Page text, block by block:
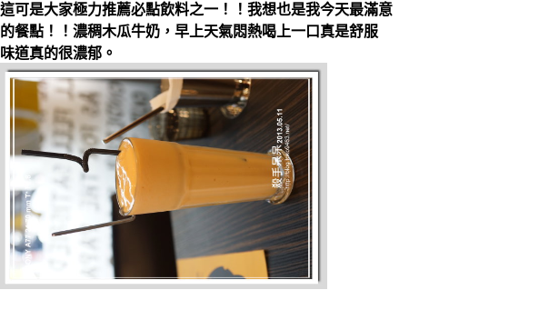
這可是大家極力推薦必點飲料之一！！我想也是我今天最滿意
的餐點！！濃稠木瓜牛奶，早上天氣悶熱喝上一口真是舒服
味道真的很濃郁。